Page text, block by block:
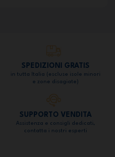
SPEDIZIONI GRATIS
in tutta Italia (escluse isole minori
e zone disagiate)
SUPPORTO VENDITA
Assistenza e consigli dedicati,
contatta i nostri esperti